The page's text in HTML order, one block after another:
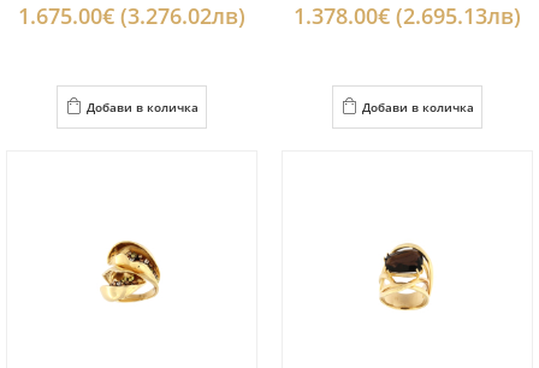
1.675.00€ (3.276.02лв)
Добави в количка
1.378.00€ (2.695.13лв)
Добави в количка